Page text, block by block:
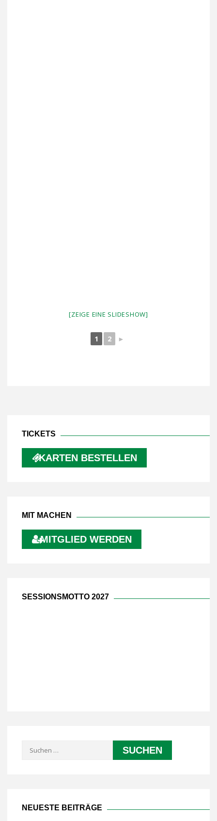
[ZEIGE EINE SLIDESHOW]
1 2 ►
TICKETS
KARTEN BESTELLEN
MIT MACHEN
MITGLIED WERDEN
SESSIONSMOTTO 2027
Suchen
NEUESTE BEITRÄGE